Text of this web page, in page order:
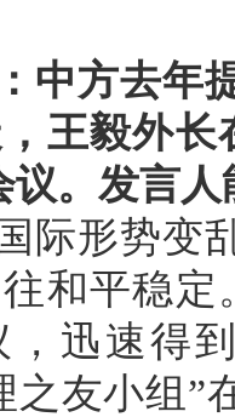
中方去年
王毅外
议。发言
际形势变
和平稳
迅速得
之友小组”